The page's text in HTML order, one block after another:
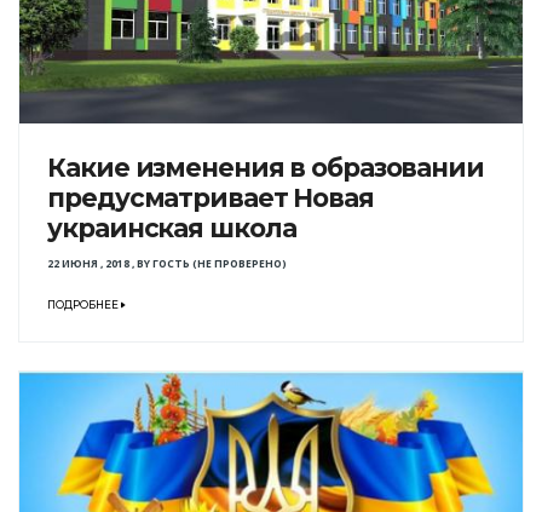
Какие изменения в образовании
предусматривает Новая
украинская школа
22 ИЮНЯ , 2018,BYГОСТЬ (НЕ ПРОВЕРЕНО)
ПОДРОБНЕЕ